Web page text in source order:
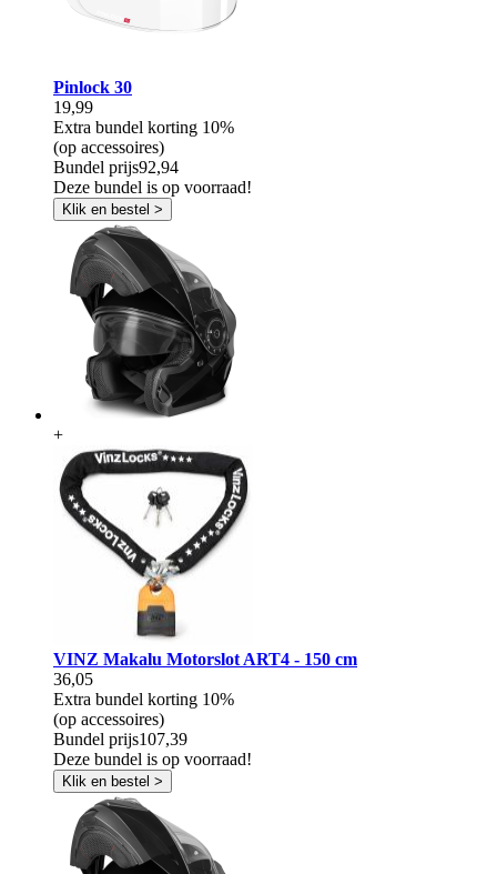
Pinlock 30
19,99
Extra bundel korting 10%
(op accessoires)
Bundel prijs92,94
Deze bundel is op voorraad!
Klik en bestel >
+
VINZ Makalu Motorslot ART4 - 150 cm
36,05
Extra bundel korting 10%
(op accessoires)
Bundel prijs107,39
Deze bundel is op voorraad!
Klik en bestel >